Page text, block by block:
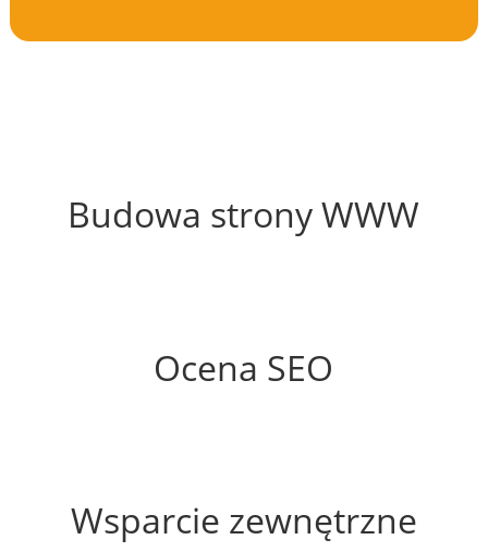
Budowa strony WWW
Ocena SEO
Wsparcie zewnętrzne